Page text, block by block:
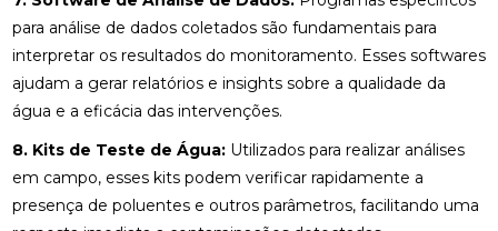
para análise de dados coletados são fundamentais para
interpretar os resultados do monitoramento. Esses softwares
ajudam a gerar relatórios e insights sobre a qualidade da
água e a eficácia das intervenções.
8. Kits de Teste de Água:Utilizados para realizar análises
em campo, esses kits podem verificar rapidamente a
presença de poluentes e outros parâmetros, facilitando uma